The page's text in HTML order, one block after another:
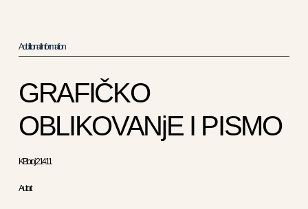
Additional Information
GRAFIČKO
OBLIKOVANjE I PISMO
KB broj: 21411
Autori: